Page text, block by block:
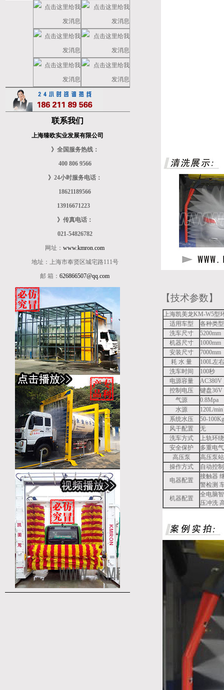
联系我们
上海臻欧实业发展有限公司
》全国服务热线：
400 806 9566
》24小时服务电话：
18621189566
13916671223
》传真电话：
021-54826782
网址：www.kmron.com
地址：上海市奉贤区城宅路111号
邮 箱：626866507@qq.com
【技术参数】
上海凯美龙KM-W5型
适用车型
各种类
洗车尺寸
5200mm
机器尺寸
安装尺寸
7000mm
耗 水 量
100L左右
洗车时间
100秒
电源容量
AC380V
控制电压
键盘36V
气源
0.8Mpa
水源
120L/min
系统水压
50-100Kg
风干配置
无
洗车方式
上轨环
安全保护
多重电
高压泵
高压泵
操作方式
自动控制
电器配置
接触器
警检测
机器配置
全电脑
压冲洗